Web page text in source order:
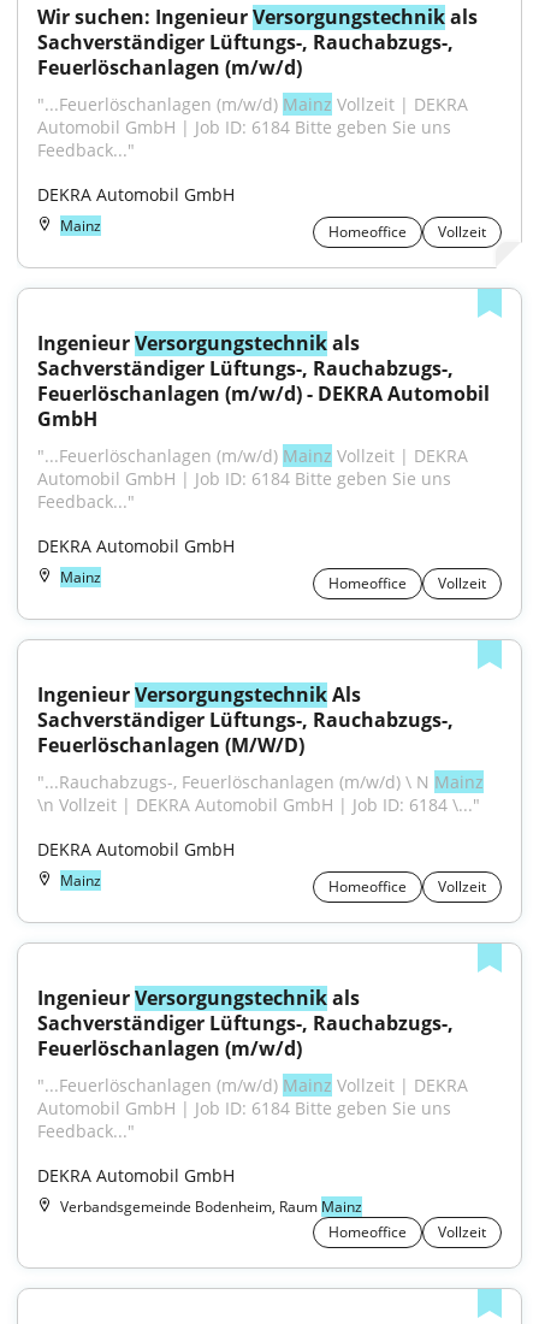
Wir suchen: Ingenieur Versorgungstechnik als
Sachverständiger Lüftungs-, Rauchabzugs-,
Feuerlöschanlagen (m/w/d)
"...Feuerlöschanlagen (m/w/d) Mainz Vollzeit | DEKRA
Automobil GmbH | Job ID: 6184 Bitte geben Sie uns
Feedback..."
DEKRA Automobil GmbH
Mainz Homeoffice Vollzeit
Ingenieur Versorgungstechnik als
Sachverständiger Lüftungs-, Rauchabzugs-,
Feuerlöschanlagen (m/w/d) - DEKRA Automobil
GmbH
"...Feuerlöschanlagen (m/w/d) Mainz Vollzeit | DEKRA
Automobil GmbH | Job ID: 6184 Bitte geben Sie uns
Feedback..."
DEKRA Automobil GmbH
Mainz Homeoffice Vollzeit
Ingenieur Versorgungstechnik Als
Sachverständiger Lüftungs-, Rauchabzugs-,
Feuerlöschanlagen (M/W/D)
"...Rauchabzugs-, Feuerlöschanlagen (m/w/d) \ N Mainz
\n Vollzeit | DEKRA Automobil GmbH | Job ID: 6184 \..."
DEKRA Automobil GmbH
Mainz Homeoffice Vollzeit
Ingenieur Versorgungstechnik als
Sachverständiger Lüftungs-, Rauchabzugs-,
Feuerlöschanlagen (m/w/d)
"...Feuerlöschanlagen (m/w/d) Mainz Vollzeit | DEKRA
Automobil GmbH | Job ID: 6184 Bitte geben Sie uns
Feedback..."
DEKRA Automobil GmbH
Verbandsgemeinde Bodenheim, Raum Mainz
Homeoffice
Vollzeit